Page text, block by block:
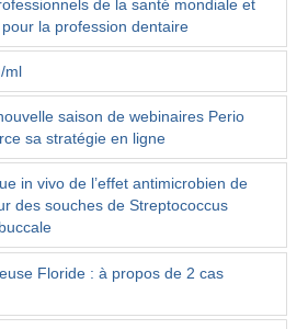
de la santé mondiale et
la profession dentaire
ml
saison de webinaires Perio
sa stratégie en ligne
in vivo de l’effet antimicrobien de
des souches de Streptococcus
Floride : à propos de 2 cas